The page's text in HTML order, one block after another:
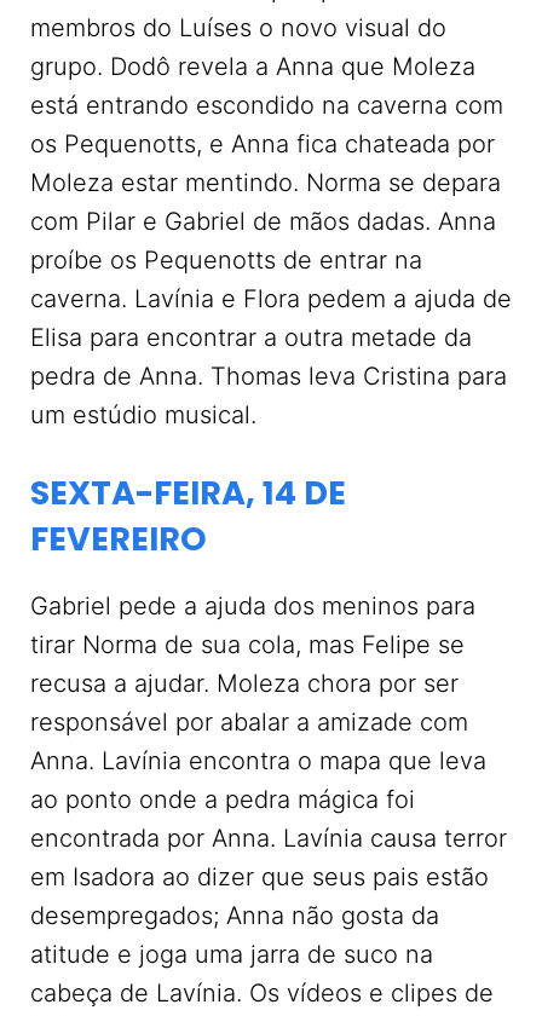
membros do Luíses o novo visual do
grupo. Dodô revela a Anna que Moleza
está entrando escondido na caverna com
os Pequenotts, e Anna fica chateada por
Moleza estar mentindo. Norma se depara
com Pilar e Gabriel de mãos dadas. Anna
proíbe os Pequenotts de entrar na
caverna. Lavínia e Flora pedem a ajuda de
Elisa para encontrar a outra metade da
pedra de Anna. Thomas leva Cristina para
um estúdio musical.
SEXTA-FEIRA, 14 DE
FEVEREIRO
Gabriel pede a ajuda dos meninos para
tirar Norma de sua cola, mas Felipe se
recusa a ajudar. Moleza chora por ser
responsável por abalar a amizade com
Anna. Lavínia encontra o mapa que leva
ao ponto onde a pedra mágica foi
encontrada por Anna. Lavínia causa terror
em Isadora ao dizer que seus pais estão
desempregados; Anna não gosta da
atitude e joga uma jarra de suco na
cabeça de Lavínia. Os vídeos e clipes de